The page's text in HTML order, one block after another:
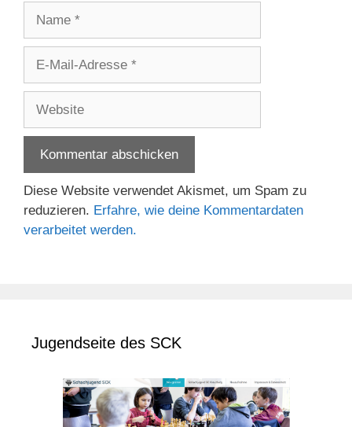
Adresse
Diese Website verwendet Akismet, um Spam zu
reduzieren. Erfahre, wie deine Kommentardaten
verarbeitet werden.
Jugendseite des SCK